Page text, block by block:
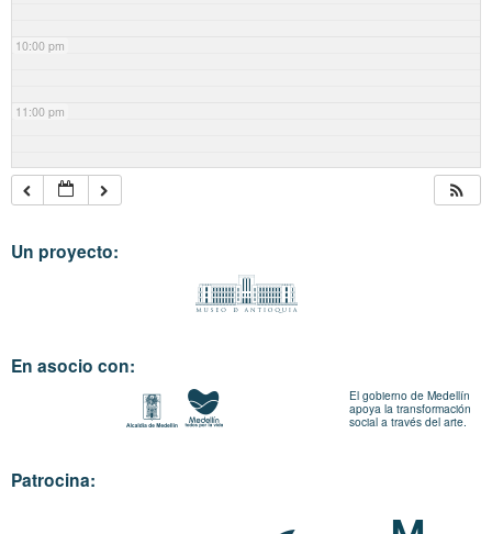
10:00 pm
11:00 pm
Un proyecto:
En asocio con:
El gobierno de Medellín
apoya la transformación
social a través del arte.
Patrocina: